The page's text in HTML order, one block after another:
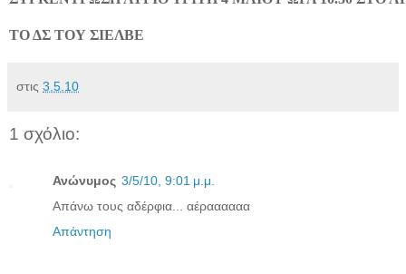
ΤΟ ΔΣ ΤΟΥ ΣΙΕΛΒΕ
στις 3.5.10
1 σχόλιο:
Ανώνυμος 3/5/10, 9:01 μ.μ.
Απάνω τους αδέρφια... αέραααααα
Απάντηση